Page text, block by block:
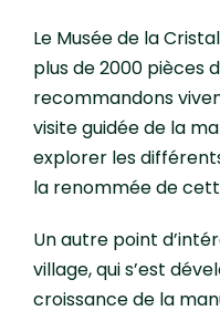
Le Musée de la
plus de 2000 pièces
recommandons
visite guidée de la
explorer les
la renommée de
Un autre point
village, qui s’est
croissance de la